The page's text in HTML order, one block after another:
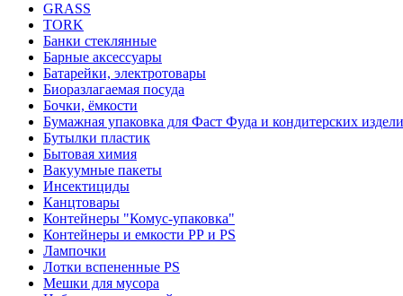
GRASS
TORK
Банки стеклянные
Барные аксессуары
Батарейки, электротовары
Биоразлагаемая посуда
Бочки, ёмкости
Бумажная упаковка для Фаст Фуда и кондитерских
Бутылки пластик
Бытовая химия
Вакуумные пакеты
Инсектициды
Канцтовары
Контейнеры "Комус-упаковка"
Контейнеры и емкости РР и PS
Лампочки
Лотки вспененные PS
Мешки для мусора